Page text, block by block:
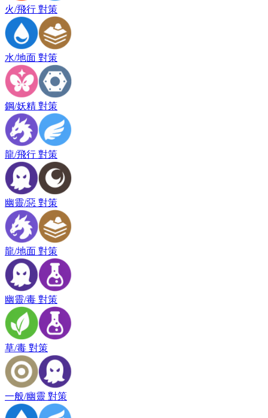
火/飛行 對策
水/地面 對策
鋼/妖精 對策
龍/飛行 對策
幽靈/惡 對策
龍/地面 對策
幽靈/毒 對策
草/毒 對策
一般/幽靈 對策